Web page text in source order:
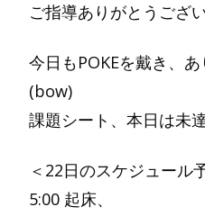
ご指導ありがとうござ
今日もPOKEを戴き、
(bow)
課題シート、本日は未達
＜22日のスケジュール
5:00 起床、